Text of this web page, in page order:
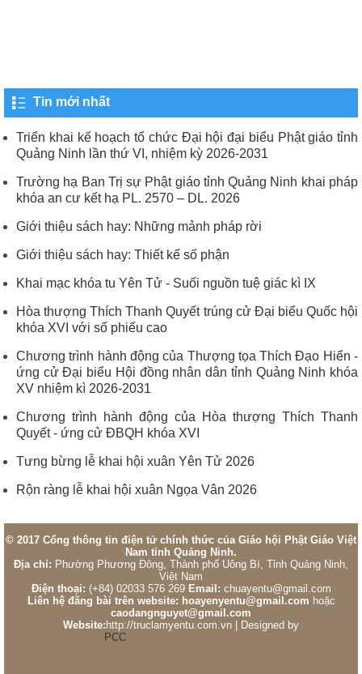
Tin mới nhất
Triển khai kế hoạch tổ chức Đại hội đại biểu Phật giáo tỉnh
Quảng Ninh lần thứ VI, nhiệm kỳ 2026-2031
Trường hạ Ban Trị sự Phật giáo tỉnh Quảng Ninh khai pháp
khóa an cư kết hạ PL. 2570 – DL. 2026
Giới thiệu sách hay: Những mảnh pháp rời
Giới thiệu sách hay: Thiết kế số phận
Khai mạc khóa tu Yên Tử - Suối nguồn tuệ giác kì IX
Hòa thượng Thích Thanh Quyết trúng cử Đại biểu Quốc hội
khóa XVI với số phiếu cao
Chương trình hành động của Thượng tọa Thích Đạo Hiển -
ứng cử Đại biểu Hội đồng nhân dân tỉnh Quảng Ninh khóa
XV nhiệm kì 2026-2031
Chương trình hành động của Hòa thượng Thích Thanh
Quyết - ứng cử ĐBQH khóa XVI
Tưng bừng lễ khai hội xuân Yên Tử 2026
Rộn ràng lễ khai hội xuân Ngọa Vân 2026
© 2017 Cổng thông tin điện tử chính thức của Giáo hội Phật Giáo Việt
Nam tỉnh Quảng Ninh.
Địa chỉ: Phường Phương Đông, Thành phố Uông Bí, Tỉnh Quảng Ninh,
Việt Nam
Điện thoại: (+84) 02033 576 269 Email: chuayentu@gmail.com
Liên hệ đăng bài trên website: hoayenyentu@gmail.com hoặc
caodangnguyet@gmail.com
Website: http://truclamyentu.com.vn | Designed by
PCChttps://chuyenngoaingu.com